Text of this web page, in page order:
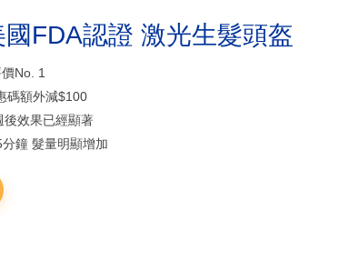
FDA認證 激光生髮頭盔
No. 1
碼額外減$100
後效果已經顯著
鐘 髮量明顯增加